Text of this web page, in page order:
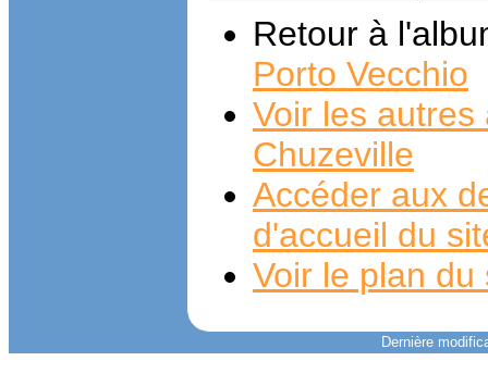
Retour à
Porto Vecchio
Voir les
Chuzeville
Accéder aux
d'accueil du
Voir le plan du
Dernière